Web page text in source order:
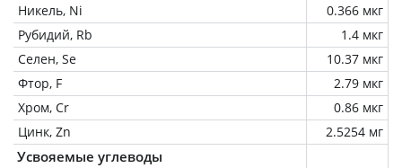
Никель, Ni
0.366 мкг
Рубидий, Rb
1.4 мкг
Селен, Se
10.37 мкг
Фтор, F
2.79 мкг
Хром, Cr
0.86 мкг
Цинк, Zn
2.5254 мг
Усвояемые углеводы